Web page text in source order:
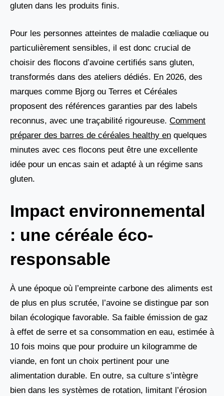
gluten dans les produits finis.
Pour les personnes atteintes de maladie cœliaque ou
particulièrement sensibles, il est donc crucial de
choisir des flocons d’avoine certifiés sans gluten,
transformés dans des ateliers dédiés. En 2026, des
marques comme Bjorg ou Terres et Céréales
proposent des références garanties par des labels
reconnus, avec une traçabilité rigoureuse. Comment
préparer des barres de céréales healthy en quelques
minutes avec ces flocons peut être une excellente
idée pour un encas sain et adapté à un régime sans
gluten.
Impact environnemental
: une céréale éco-
responsable
À une époque où l’empreinte carbone des aliments est
de plus en plus scrutée, l’avoine se distingue par son
bilan écologique favorable. Sa faible émission de gaz
à effet de serre et sa consommation en eau, estimée à
10 fois moins que pour produire un kilogramme de
viande, en font un choix pertinent pour une
alimentation durable. En outre, sa culture s’intègre
bien dans les systèmes de rotation, limitant l’érosion